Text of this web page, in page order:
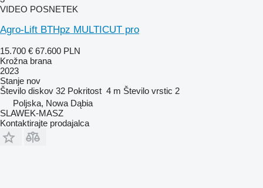
VIDEO POSNETEK
Agro-Lift BTHpz MULTICUT pro
15.700 € 67.600 PLN
Krožna brana
2023
Stanje nov
Število diskov 32 Pokritost 4 m Število vrstic 2
Poljska, Nowa Dąbia
SLAWEK-MASZ
Kontaktirajte prodajalca